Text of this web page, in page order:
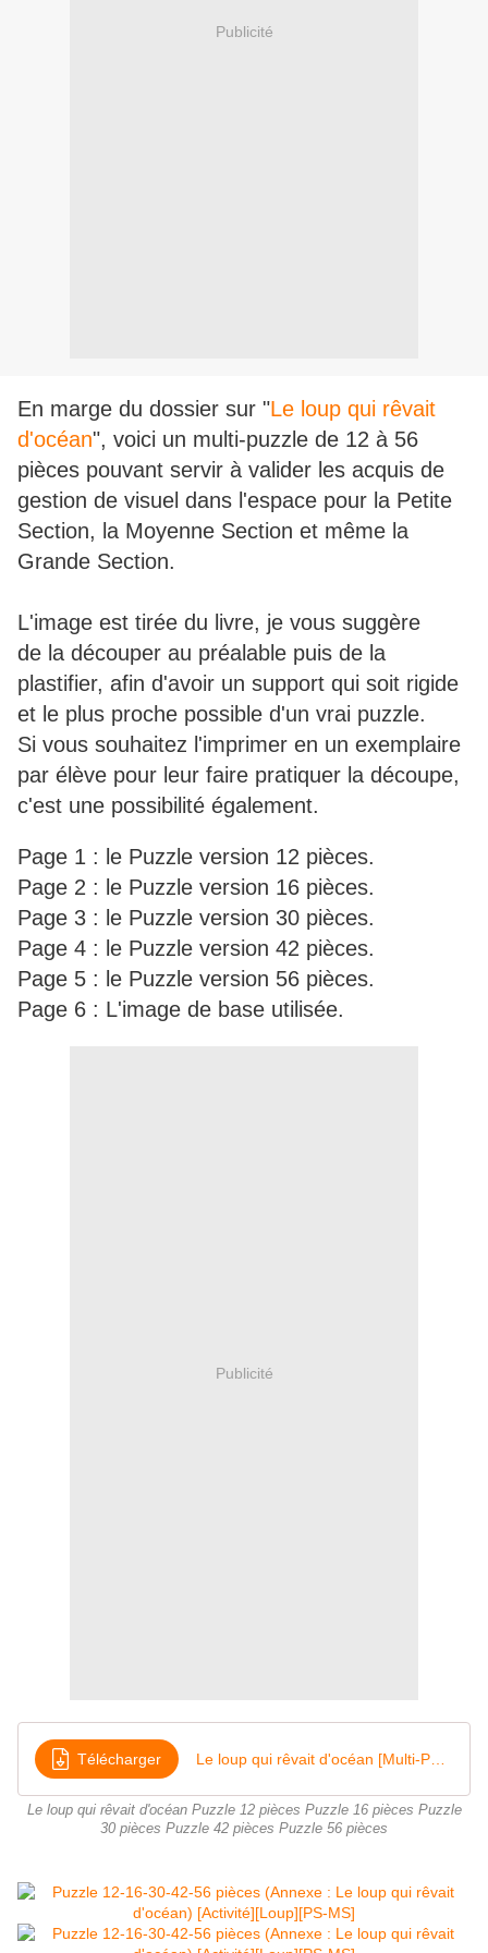
Publicité
En marge du dossier sur "Le loup qui rêvait
d'océan", voici un multi-puzzle de 12 à 56
pièces pouvant servir à valider les acquis de
gestion de visuel dans l'espace pour la Petite
Section, la Moyenne Section et même la
Grande Section.
L'image est tirée du livre, je vous suggère
de la découper au préalable puis de la
plastifier, afin d'avoir un support qui soit rigide
et le plus proche possible d'un vrai puzzle.
Si vous souhaitez l'imprimer en un exemplaire
par élève pour leur faire pratiquer la découpe,
c'est une possibilité également.
Page 1 : le Puzzle version 12 pièces.
Page 2 : le Puzzle version 16 pièces.
Page 3 : le Puzzle version 30 pièces.
Page 4 : le Puzzle version 42 pièces.
​​​​​​​Page 5 : le Puzzle version 56 pièces.
​​​​​​​Page 6 : L'image de base utilisée.
Publicité
Télécharger
Le loup qui rêvait d'océan Puzzle 12 pièces Puzzle 16 pièces Puzzle
30 pièces Puzzle 42 pièces Puzzle 56 pièces